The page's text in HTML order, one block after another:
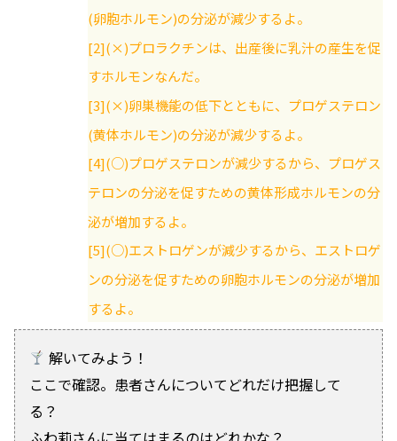
(卵胞ホルモン)の分泌が減少するよ。
[2](×)プロラクチンは、出産後に乳汁の産生を促
すホルモンなんだ。
[3](×)卵巣機能の低下とともに、プロゲステロン
(黄体ホルモン)の分泌が減少するよ。
[4](○)プロゲステロンが減少するから、プロゲス
テロンの分泌を促すための黄体形成ホルモンの分
泌が増加するよ。
[5](○)エストロゲンが減少するから、エストロゲ
ンの分泌を促すための卵胞ホルモンの分泌が増加
するよ。
解いてみよう！
ここで確認。患者さんについてどれだけ把握して
る？